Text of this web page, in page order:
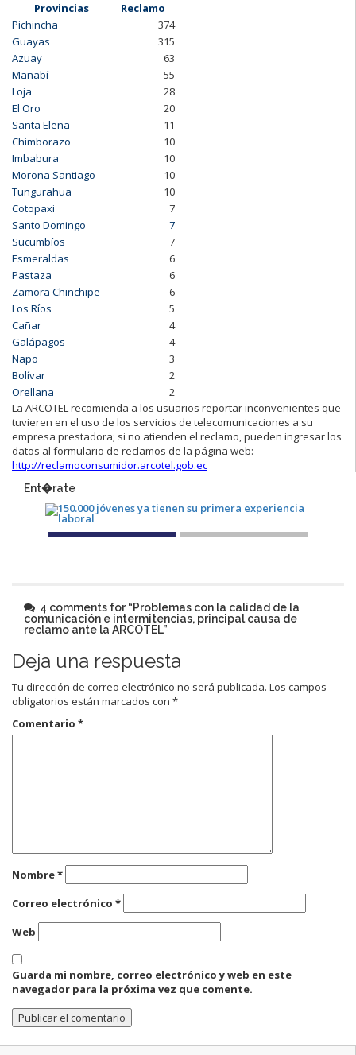
Provincias
Reclamo
Pichincha
374
Guayas
315
Azuay
63
Manabí
55
Loja
28
El Oro
20
Santa Elena
11
Chimborazo
10
Imbabura
10
Morona Santiago
10
Tungurahua
10
Cotopaxi
7
Santo Domingo
7
Sucumbíos
7
Esmeraldas
6
Pastaza
6
Zamora Chinchipe
6
Los Ríos
5
Cañar
4
Galápagos
4
Napo
3
Bolívar
2
Orellana
2
La ARCOTEL recomienda a los usuarios reportar inconvenientes que
tuvieren en el uso de los servicios de telecomunicaciones a su
empresa prestadora; si no atienden el reclamo, pueden ingresar los
datos al formulario de reclamos de la página web:
http://reclamoconsumidor.arcotel.gob.ec
Ent�rate
4 comments for “Problemas con la calidad de la
comunicación e intermitencias, principal causa de
reclamo ante la ARCOTEL”
Deja una respuesta
Tu dirección de correo electrónico no será publicada. Los campos
obligatorios están marcados con *
Comentario *
Nombre*
Correo electrónico *
Web
Guarda mi nombre, correo electrónico y web en este
navegador para la próxima vez que comente.